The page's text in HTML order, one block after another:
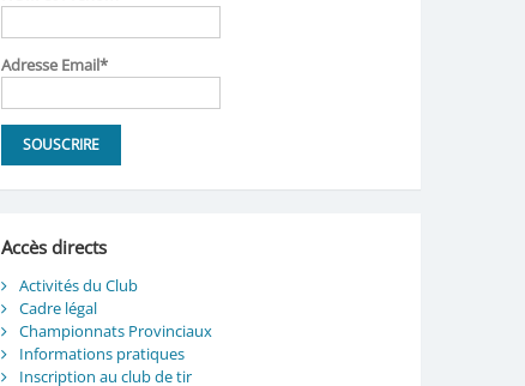
Adresse Email*
Accès directs
Activités du Club
Cadre légal
Championnats Provinciaux
Informations pratiques
Inscription au club de tir